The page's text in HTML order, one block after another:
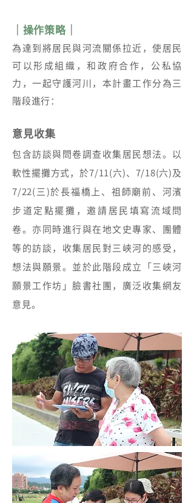
｜操作策略｜
為達到將居民與河流關係拉近，使居民
可以形成組織，和政府合作，公私協
力，一起守護河川，本計畫工作分為三
階段進行：
意見收集
包含訪談與問卷調查收集居民想法。以
軟性擺攤方式，於7/11(六)、7/18(六)及
7/22(三)於長福橋上、祖師廟前、河濱
步道定點擺攤，邀請居民填寫流域問
卷。亦同時進行與在地文史專家、團體
等的訪談，收集居民對三峽河的感受，
想法與願景。並於此階段成立「三峽河
願景工作坊」臉書社團，廣泛收集網友
意見。